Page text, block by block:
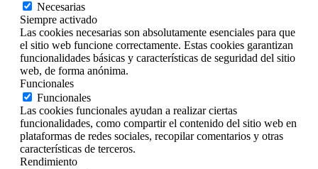
Necesarias
Siempre activado
Las cookies necesarias son absolutamente esenciales para que
el sitio web funcione correctamente. Estas cookies garantizan
funcionalidades básicas y características de seguridad del sitio
web, de forma anónima.
Funcionales
Funcionales
Las cookies funcionales ayudan a realizar ciertas
funcionalidades, como compartir el contenido del sitio web en
plataformas de redes sociales, recopilar comentarios y otras
características de terceros.
Rendimiento